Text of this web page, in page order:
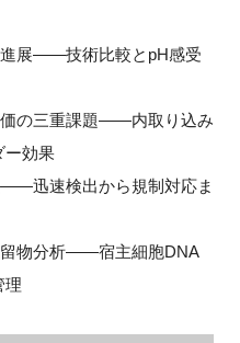
展——技術比較とpH感受
の三重課題——内取り込み
ー効果
迅速検出から規制対応ま
留物分析——宿主細胞DNA
理